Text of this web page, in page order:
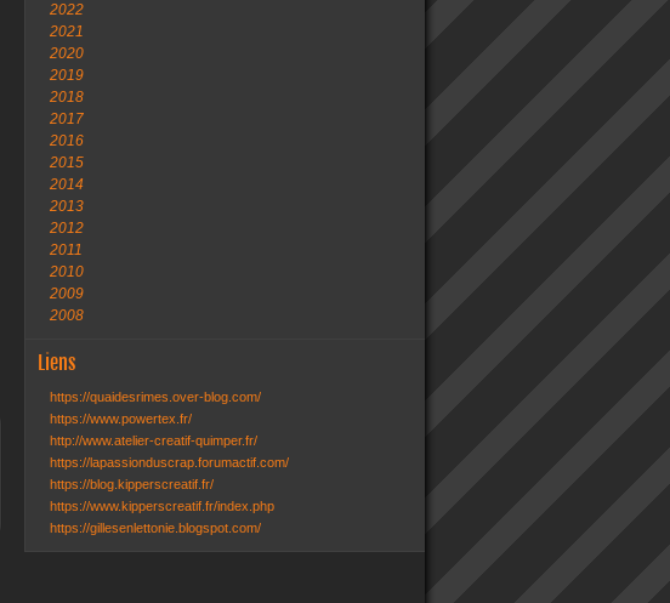
2022
2021
2020
2019
2018
2017
2016
2015
2014
2013
2012
2011
2010
2009
2008
Liens
https://quaidesrimes.over-blog.com/
https://www.powertex.fr/
http://www.atelier-creatif-quimper.fr/
https://lapassionduscrap.forumactif.com/
https://blog.kipperscreatif.fr/
https://www.kipperscreatif.fr/index.php
https://gillesenlettonie.blogspot.com/